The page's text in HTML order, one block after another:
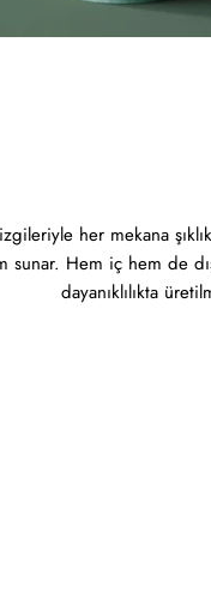
her mekana
sunar. Hem iç hem de
dayanıklılıkta